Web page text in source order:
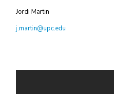
Jordi Martin
j.martin@upc.edu